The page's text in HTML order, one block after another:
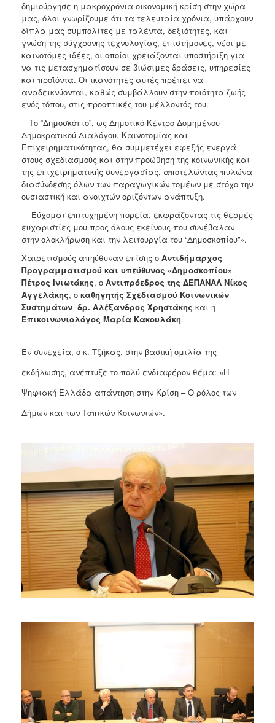
δημιούργησε η μακροχρόνια οικονομική κρίση στην χώρα
μας, όλοι γνωρίζουμε ότι τα τελευταία χρόνια, υπάρχουν
δίπλα μας συμπολίτες με ταλέντα, δεξιότητες, και
γνώση της σύγχρονης τεχνολογίας, επιστήμονες, νέοι με
καινοτόμες ιδέες, οι οποίοι χρειάζονται υποστήριξη για
να τις μετασχηματίσουν σε βιώσιμες δράσεις, υπηρεσίες
και προϊόντα. Οι ικανότητες αυτές πρέπει να
αναδεικνύονται, καθώς συμβάλλουν στην ποιότητα ζωής
ενός τόπου, στις προοπτικές του μέλλοντός του.
Το “Δημοσκόπιο”, ως Δημοτικό Κέντρο Δομημένου
Δημοκρατικού Διαλόγου, Καινοτομίας και
Επιχειρηματικότητας, θα συμμετέχει εφεξής ενεργά
στους σχεδιασμούς και στην προώθηση της κοινωνικής και
της επιχειρηματικής συνεργασίας, αποτελώντας πυλώνα
διασύνδεσης όλων των παραγωγικών τομέων με στόχο την
ουσιαστική και ανοιχτών οριζόντων ανάπτυξη.
Εύχομαι επιτυχημένη πορεία, εκφράζοντας τις θερμές
ευχαριστίες μου προς όλους εκείνους που συνέβαλαν
στην ολοκλήρωση και την λειτουργία του “Δημοσκοπίου”».
Χαιρετισμούς απηύθυναν επίσης ο Αντιδήμαρχος
Προγραμματισμού και υπεύθυνος «Δημοσκοπίου»
Πέτρος Ινιωτάκης, ο Αντιπρόεδρος της ΔΕΠΑΝΑΛ Νίκος
Αγγελάκης, ο καθηγητής Σχεδιασμού Κοινωνικών
Συστημάτων δρ. Αλέξανδρος Χρηστάκης και η
Επικοινωνιολόγος Μαρία Κακουλάκη.
Εν συνεχεία, ο κ. Τζήκας, στην βασική ομιλία της
εκδήλωσης, ανέπτυξε το πολύ ενδιαφέρον θέμα: «Η
Ψηφιακή Ελλάδα απάντηση στην Κρίση – Ο ρόλος των
Δήμων και των Τοπικών Κοινωνιών».